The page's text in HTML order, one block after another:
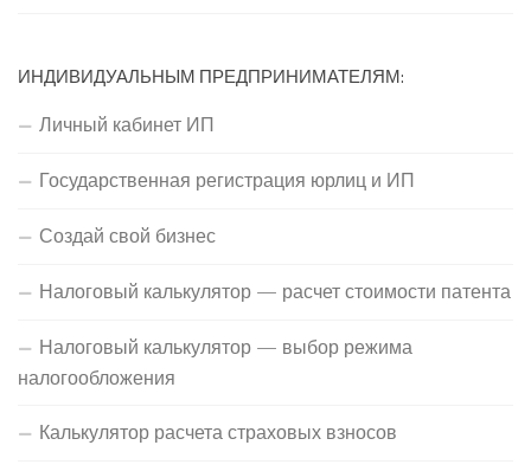
ИНДИВИДУАЛЬНЫМ ПРЕДПРИНИМАТЕЛЯМ:
Личный кабинет ИП
Государственная регистрация юрлиц и ИП
Создай свой бизнес
Налоговый калькулятор — расчет стоимости патента
Налоговый калькулятор — выбор режима
налогообложения
Калькулятор расчета страховых взносов